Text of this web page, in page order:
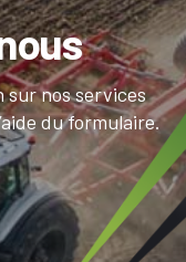
sur nos services
du formulaire.